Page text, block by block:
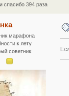
спасибо 394 раза
марафона
к лету
советник